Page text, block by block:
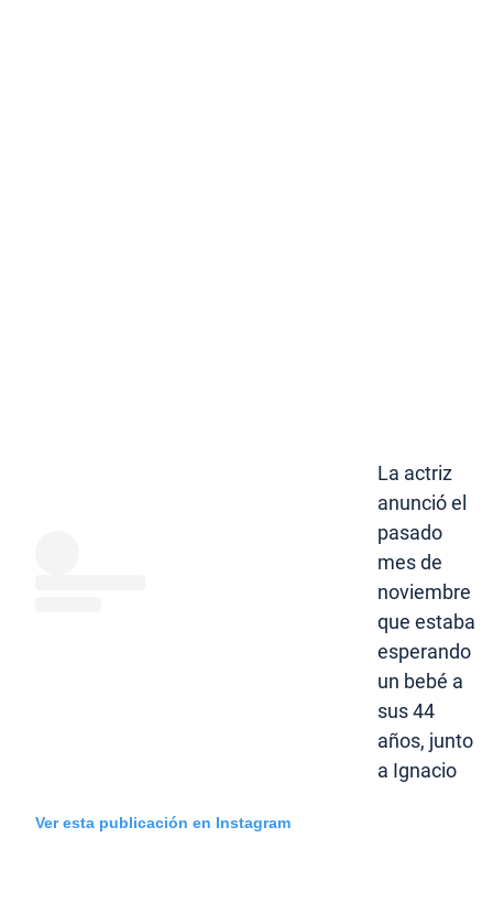
Ver esta publicación en Instagram
La actriz
anunció el
pasado
mes de
noviembre
que estaba
esperando
un bebé a
sus 44
años, junto
a Ignacio